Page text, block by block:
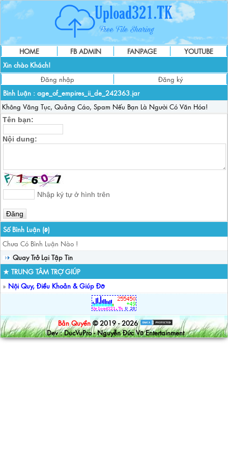
HOME FB ADMIN FANPAGE
YOUTUBE
Xin chào Khách!
Đăng nhập
Đăng ký
Bình Luận : age_of_empires_ii_de_242363.jar
Không Văng Tục, Quảng Cáo, Spam Nếu Bạn Là Người Có Văn Hóa!
Tên bạn:
Nội dung:
Nhập ký tự ở hình trên
Số Bình Luận (0)
Chưa Có Bình Luận Nào !
Quay Trở Lại Tập Tin
★ TRUNG TÂM TRỢ GIÚP
» Nội Quy, Điều Khoản & Giúp Đỡ
Bản Quyền © 2019 - 2026
Dev : DucVuPro - Nguyễn Đức Vũ Entertainment